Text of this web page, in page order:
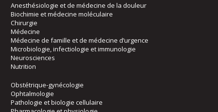
Anesthésiologie et de médecine de la douleur
Biochimie et médecine moléculaire
Chirurgie
Médecine
Médecine de famille et de médecine d’urgence
Microbiologie, infectiologie et immunologie
Neurosciences
Nutrition
Obstétrique-gynécologie
Ophtalmologie
Pathologie et biologie cellulaire